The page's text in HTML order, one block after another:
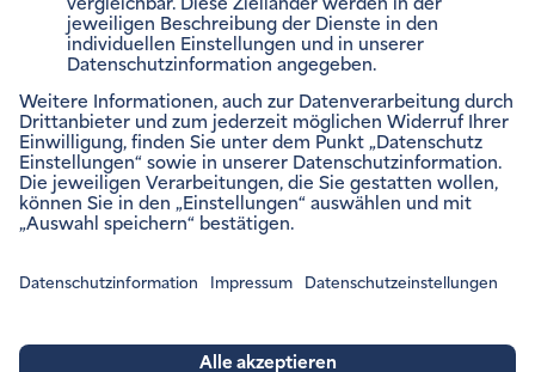
Impressum
Rechtliche Hinweise
Barrierefreiheitsinformation